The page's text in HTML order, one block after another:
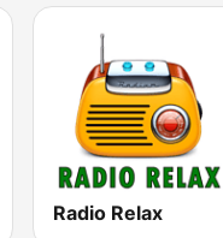
Radio Relax